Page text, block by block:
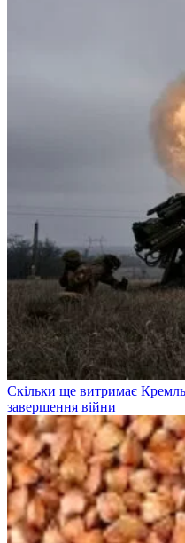
Скільки ще витримає
завершення війни